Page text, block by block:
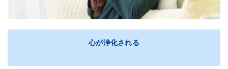
心が浄化される